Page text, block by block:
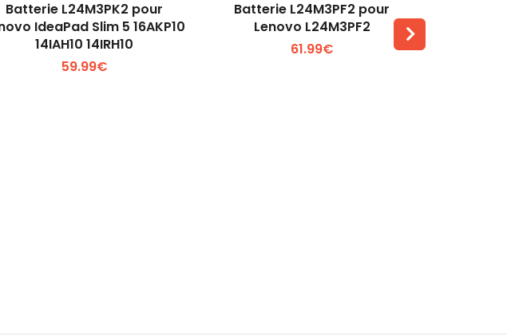
Voir plus +
Batterie L24M3PK2 pour
IdeaPad Slim 5 16AKP10
14IAH10 14IRH10
59.99€
Voir plus +
Batterie L24M3PF2 pour
Lenovo L24M3PF2
61.99€